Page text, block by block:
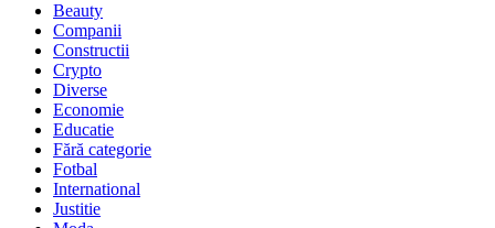
Beauty
Companii
Constructii
Crypto
Diverse
Economie
Educatie
Fără categorie
Fotbal
International
Justitie